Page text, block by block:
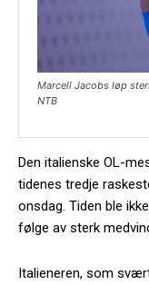
Marcell Jacobs løp
NTB
Den italienske OL-
tidenes tredje
onsdag. Tiden ble
følge av sterk
Italieneren, som